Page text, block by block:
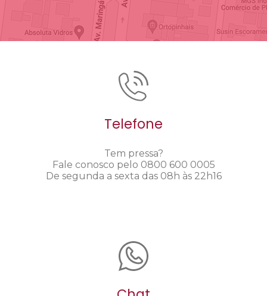
Telefone
Tem pressa?
Fale conosco pelo 0800 600 0005
De segunda a sexta das 08h às 22h16